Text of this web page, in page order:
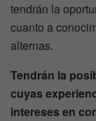
tendrán la
cuanto a
alternas.
Tendrán la
cuyas
intereses en